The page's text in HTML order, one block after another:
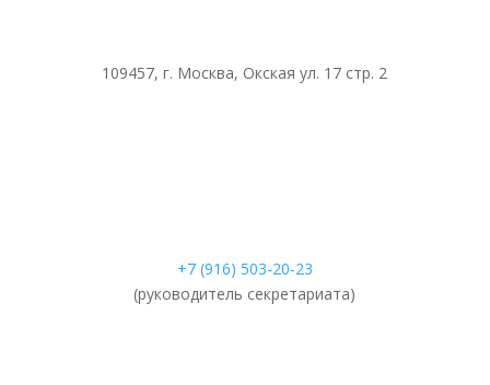
109457, г. Москва, Окская ул. 17 стр. 2
+7 (916) 503-20-23
(руководитель секретариата)